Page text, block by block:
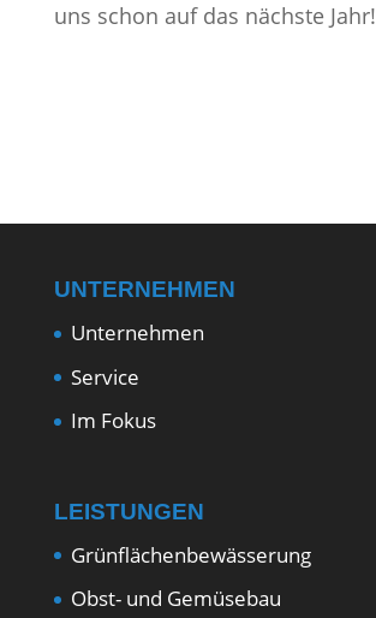
uns schon auf das nächste Jahr!
UNTERNEHMEN
Unternehmen
Service
Im Fokus
LEISTUNGEN
Grünflächenbewässerung
Obst- und Gemüsebau